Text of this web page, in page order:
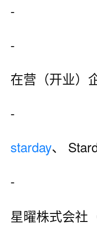
-
-
在营（开业）
-
starday、
-
星曜株式会社